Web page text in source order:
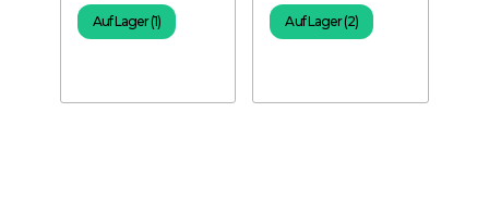
Auf Lager (1) Auf Lager (2)